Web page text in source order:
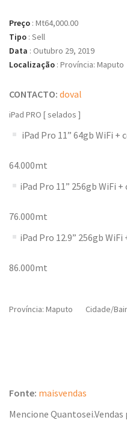
Preço : Mt64,000.00
Tipo : Sell
Data : Outubro 29, 2019
Localização : Província: Maputo
CONTACTO: doval
iPad PRO [ selados ]
iPad Pro 11” 64gb WiFi +
64.000mt
iPad Pro 11” 256gb WiFi
76.000mt
iPad Pro 12.9” 256gb
86.000mt
Província: Maputo Cidade/
Fonte: maisvendas
Mencione